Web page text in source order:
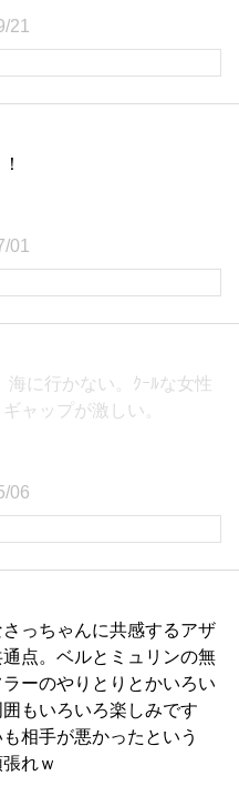
21
01
海に行かない。ｸｰﾙな女性
ャップが激しい。
06
っちゃんに共感するアザ
点。ベルとミュリンの無
ーのやりとりとかいろい
もいろいろ楽しみです
相手が悪かったという
れｗ